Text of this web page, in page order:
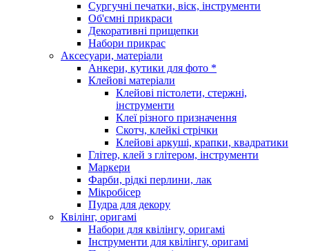
Сургучні печатки, віск, інструменти
Об'ємні прикраси
Декоративні прищепки
Набори прикрас
Аксесуари, матеріали
Анкери, кутики для фото *
Клейові матеріали
Клейові пістолети, стержні,
інструменти
Клеї різного призначення
Скотч, клейкі стрічки
Клейові аркуші, крапки, квадратики
Глітер, клей з глітером, інструменти
Маркери
Фарби, рідкі перлини, лак
Мікробісер
Пудра для декору
Квілінг, оригамі
Набори для квілінгу, оригамі
Інструменти для квілінгу, оригамі